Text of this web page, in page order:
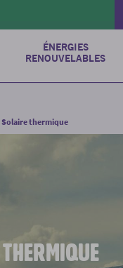
ÉNERGIES
RENOUVELABLES
Solaire thermique